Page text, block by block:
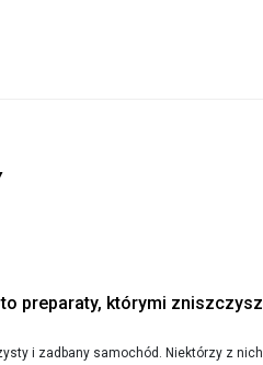
preparaty, którymi zniszczysz
i zadbany samochód. Niektórzy z nich